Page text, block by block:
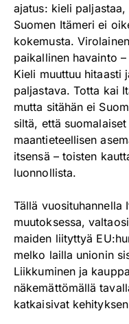
ajatus: kieli
Suomen Itämeri ei
kokemusta.
paikallinen havainto
Kieli muuttuu hitaasti
paljastava. Totta kai
mutta sitähän ei
siltä, että
maantieteellisen
itsensä – toisten
luonnollista.
Tällä vuosituhannella
muutoksessa,
maiden liityttyä
melko lailla unionin
Liikkuminen ja
näkemättömällä
katkaisivat